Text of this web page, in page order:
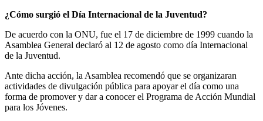
¿Cómo surgió el Día Internacional de la Juventud?
De acuerdo con la ONU, fue el 17 de diciembre de 1999 cuando la
Asamblea General declaró al 12 de agosto como día Internacional
de la Juventud.
Ante dicha acción, la Asamblea recomendó que se organizaran
actividades de divulgación pública para apoyar el día como una
forma de promover y dar a conocer el Programa de Acción Mundial
para los Jóvenes.